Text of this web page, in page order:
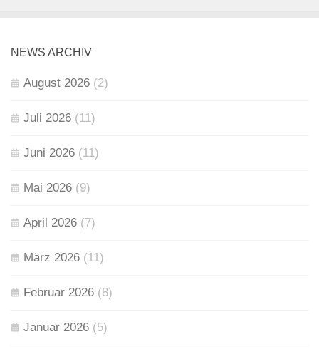
NEWS ARCHIV
August 2026 (2)
Juli 2026 (11)
Juni 2026 (11)
Mai 2026 (9)
April 2026 (7)
März 2026 (11)
Februar 2026 (8)
Januar 2026 (5)